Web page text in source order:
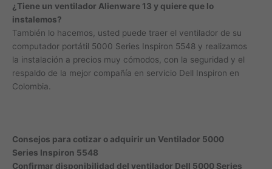
¿Tiene un ventilador Alienware 13 y quiere que lo
instalemos?
También lo hacemos, usted puede traer el ventilador de su
computador portátil 5000 Series Inspiron 5548 y realizamos
la instalación a precios muy cómodos, con la seguridad y el
respaldo de la mejor compañía en servicio Dell Inspiron en
Colombia.
Consejos para cotizar o adquirir un Ventilador 5000
Series Inspiron 5548
Confirmar disponibilidad del ventilador Dell 5000 Series